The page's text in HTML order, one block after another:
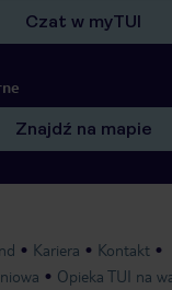
Czat w myTUI
Znajdź na mapie
Kariera
Kontakt
Opieka TUI na